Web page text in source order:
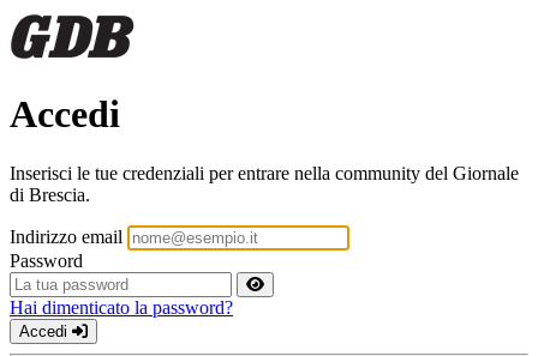
Accedi
Inserisci le tue credenziali per entrare nella community del Giornale
di Brescia.
Indirizzo email
Password
Hai dimenticato la password?
Accedi